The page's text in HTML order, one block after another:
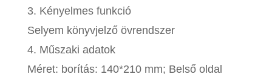
3. Kényelmes funkció
Selyem könyvjelző övrendszer
4. Műszaki adatok
Méret: borítás: 140*210 mm; Belső oldal